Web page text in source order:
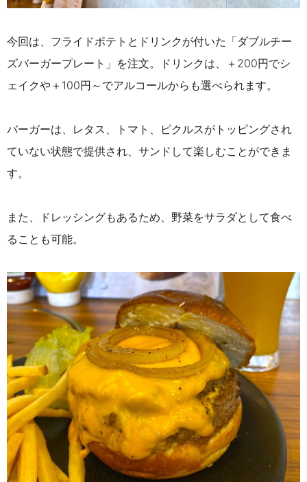
今回は、フライドポテトとドリンクが付いた「ダブルチー
ズバーガープレート 」を注文。ドリンクは、＋200円でシ
ェイクや＋100円～でアルコールからも選べられます。
バーガーは、レタス、トマト、ピクルスがトッピングされ
ていない状態で提供され、サンドして楽しむことができま
す。
また、ドレッシングもあるため、 野菜をサラダとして食べ
ることも可能。